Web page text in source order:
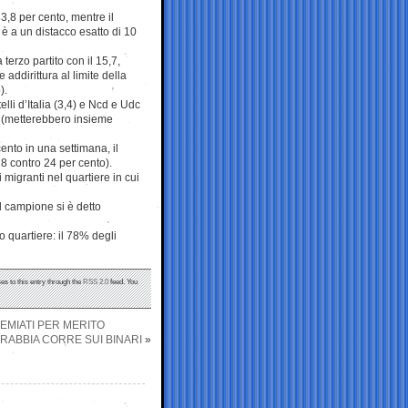
per cento, mentre il
a un distacco esatto di 10
terzo partito con il 15,7,
addirittura al limite della
d’Italia (3,4) e Ncd e Udc
insieme
in una settimana, il
contro 24 per cento).
nel quartiere in cui
si è detto
quartiere: il 78% degli
to this entry through theRSS 2.0feed. You
PER MERITO
CORRE SUI BINARI »